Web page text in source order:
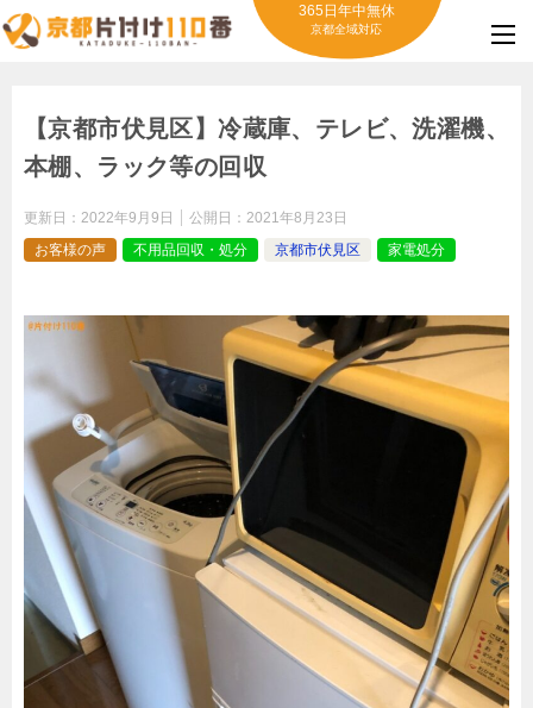
365日年中無休
京都全域対応
【京都市伏見区】冷蔵庫、テレビ、洗濯機、
本棚、ラック等の回収
更新日： 2022年9月9日 公開日： 2021年8月23日
お客様の声
不用品回収・処分 京都市伏見区 家電処分